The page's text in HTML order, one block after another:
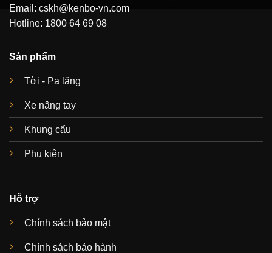
Email: cskh@kenbo-vn.com
Hotline: 1800 64 69 08
Sản phẩm
Tời - Pa lăng
Xe nâng tay
Khung cẩu
Phụ kiện
Hỗ trợ
Chính sách bảo mật
Chính sách bảo hành